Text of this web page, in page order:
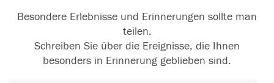
Besondere Erlebnisse und Erinnerungen sollte man
teilen.
Schreiben Sie über die Ereignisse, die Ihnen
besonders in Erinnerung geblieben sind.